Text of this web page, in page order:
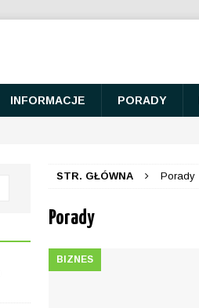
INFORMACJE PORADY
STR. GŁÓWNA Porady
Porady
BIZNES